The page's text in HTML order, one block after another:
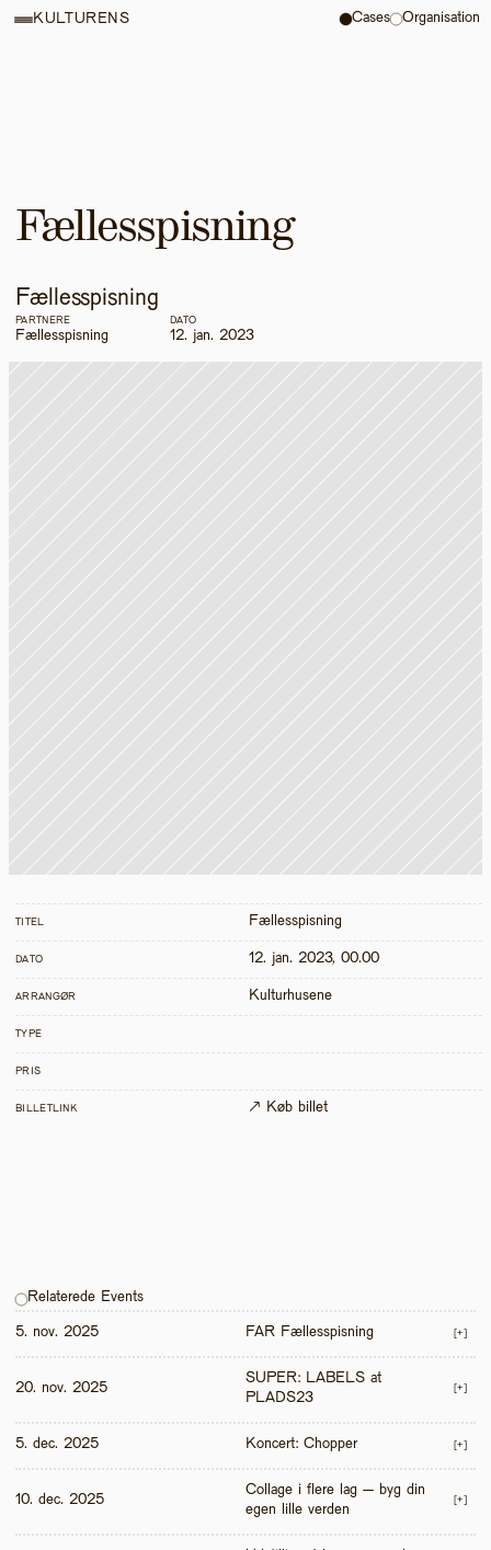
Fællesspisning
Fællesspisning
PARTNERE
Fællesspisning
DATO
12. jan. 2023
TITEL Fællesspisning
DATO 12. jan. 2023, 00.00
ARRANGØR Kulturhusene
TYPE
PRIS
BILLETLINK ↗ Køb billet
Relaterede Events
5. nov. 2025 FAR Fællesspisning [+]
20. nov. 2025
SUPER: LABELS at
PLADS23
[+]
5. dec. 2025 Koncert: Chopper [+]
10. dec. 2025
Collage i flere lag – byg din
egen lille verden
[+]
KULTURENS Cases Organisation